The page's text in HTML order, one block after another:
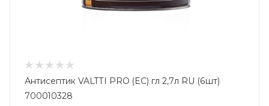
Антисептик VALTTI PRO (EC) гл 2,7л RU (6шт)
700010328